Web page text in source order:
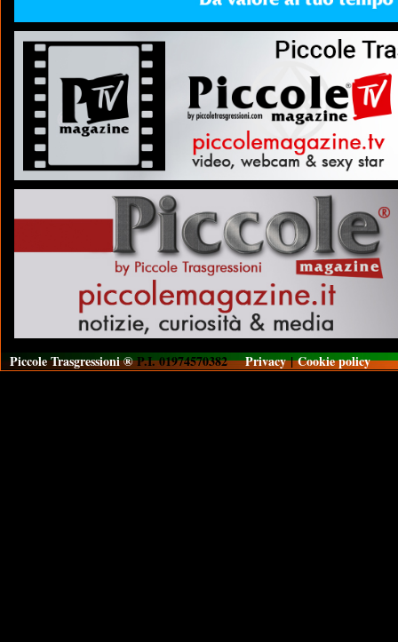
Piccole Trasgressioni ®P.I. 01974570382Privacy|Cookie policy